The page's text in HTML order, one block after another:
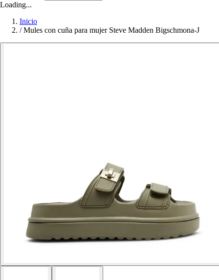
Loading...
Inicio
/ Mules con cuña para mujer Steve Madden Bigschmona-J